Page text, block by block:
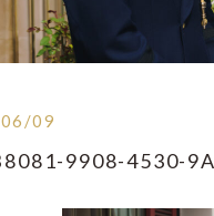
09
9908-4530-